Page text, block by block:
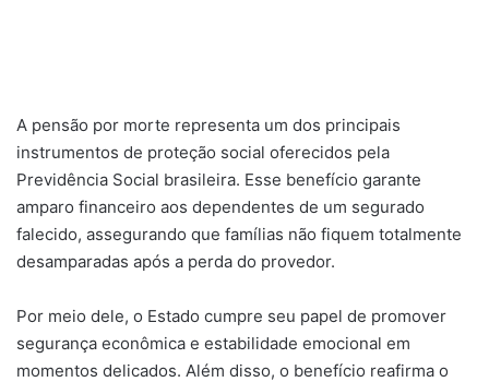
A pensão por morte representa um dos principais
instrumentos de proteção social oferecidos pela
Previdência Social brasileira. Esse benefício garante
amparo financeiro aos dependentes de um segurado
falecido, assegurando que famílias não fiquem totalmente
desamparadas após a perda do provedor.
Por meio dele, o Estado cumpre seu papel de promover
segurança econômica e estabilidade emocional em
momentos delicados. Além disso, o benefício reafirma o